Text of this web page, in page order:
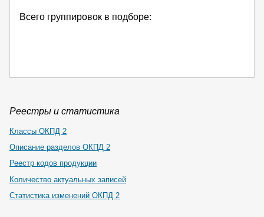
Всего группировок в подборе:
Реестры и статистика
Классы ОКПД 2
Описание разделов ОКПД 2
Реестр кодов продукции
Количество актуальных записей
Статистика изменений ОКПД 2